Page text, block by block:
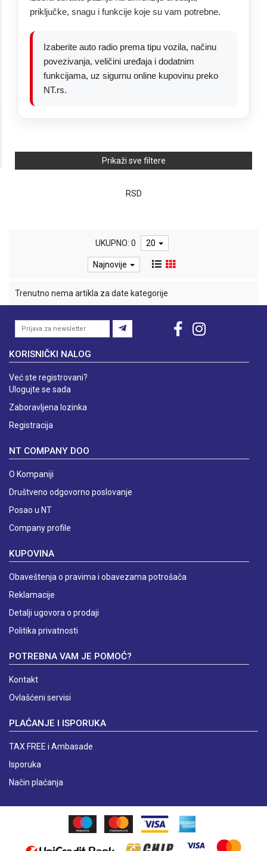
priključke, snagu i funkcije koje su vam potrebne.
Izaberite auto radio prema tipu vozila, načinu
povezivanja, veličini uređaja i dodatnim
funkcijama, uz sigurnu online kupovinu preko
NT.rs.
Prikaži sve filtere
RSD
UKUPNO: 0 20
Najnovije
Trenutno nema artikla za date kategorije
KORISNIČKI NALOG
Već ste registrovani?
Ulogujte se sada
Zaboravljena lozinka
Registracija
NT COMPANY DOO
O Kompaniji
Društveno odgovorno poslovanje
Posao u NT
Company profile
KUPOVINA
Obaveštenja o pravima i obavezama potrošača
Reklamacije
Detalji ugovora o prodaji
Politika privatnosti
POTREBNA VAM JE POMOĆ?
Kontakt
Ovlašćeni servisi
PLAĆANJE I ISPORUKA
TAX FREE i Ambasade
Isporuka
Način plaćanja